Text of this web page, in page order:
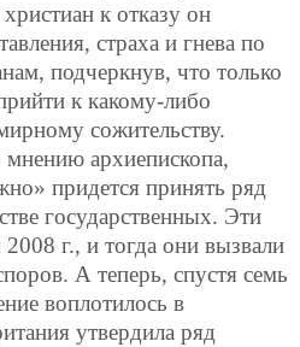
к отказу он
страха и гнева по
подчеркнув, что только
к какому-либо
сожительству.
архиепископа,
придется принять ряд
государственных. Эти
г., и тогда они вызвали
А теперь, спустя семь
воплотилось в
утвердила ряд